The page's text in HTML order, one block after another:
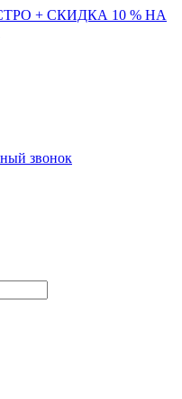
+ СКИДКА 10 % НА
звонок